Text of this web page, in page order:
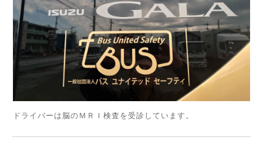
ドライバーは脳のＭＲＩ検査を受診しています。